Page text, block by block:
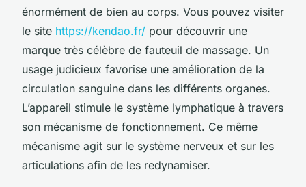
énormément de bien au corps. Vous pouvez visiter
le site https://kendao.fr/ pour découvrir une
marque très célèbre de fauteuil de massage. Un
usage judicieux favorise une amélioration de la
circulation sanguine dans les différents organes.
L’appareil stimule le système lymphatique à travers
son mécanisme de fonctionnement. Ce même
mécanisme agit sur le système nerveux et sur les
articulations afin de les redynamiser.